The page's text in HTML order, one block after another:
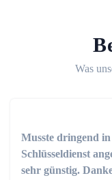
Was
Musste dringend
Schlüsseldienst
sehr günstig.